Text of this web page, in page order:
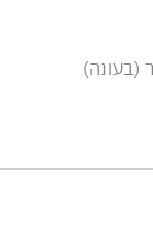
(בעונה)